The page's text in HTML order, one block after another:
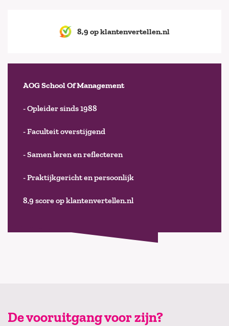
8,9 op klantenvertellen.nl
AOG School Of Management
- Opleider sinds 1988
- Faculteit overstijgend
- Samen leren en reflecteren
- Praktijkgericht en persoonlijk
8,9 score op klantenvertellen.nl
De vooruitgang voor zijn?